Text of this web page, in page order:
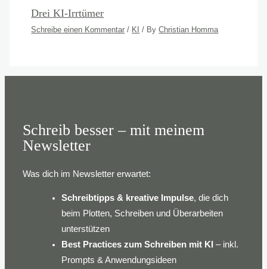
Drei KI-Irrtümer
Schreibe einen Kommentar / KI / ByChristian Homma
Schreib besser – mit meinem
Newsletter
Was dich im Newsletter erwartet:
Schreibtipps & kreative Impulse, die dich
beim Plotten, Schreiben und Überarbeiten
unterstützen
Best Practices zum Schreiben mit KI – inkl.
Prompts & Anwendungsideen